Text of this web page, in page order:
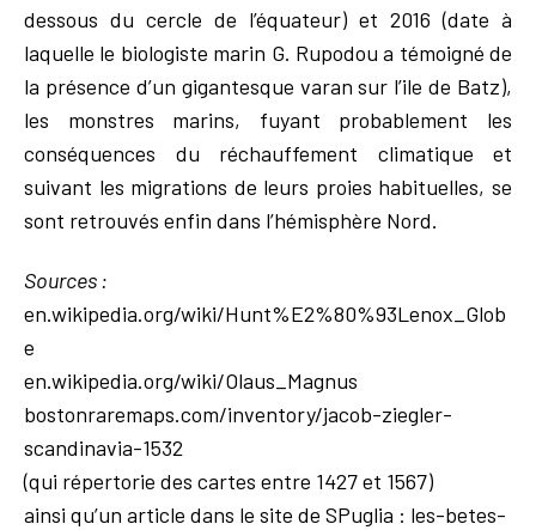
dessous du cercle de l’équateur) et 2016 (date à
laquelle le biologiste marin G. Rupodou a témoigné de
la présence d’un gigantesque varan sur l’ile de Batz),
les monstres marins, fuyant probablement les
conséquences du réchauffement climatique et
suivant les migrations de leurs proies habituelles, se
sont retrouvés enfin dans l’hémisphère Nord.
Sources :
en.wikipedia.org/wiki/Hunt%E2%80%93Lenox_Glob
e
en.wikipedia.org/wiki/Olaus_Magnus
bostonraremaps.com/inventory/jacob-ziegler-
scandinavia-1532
(qui répertorie des cartes entre 1427 et 1567)
ainsi qu’un article dans le site de SPuglia : les-betes-